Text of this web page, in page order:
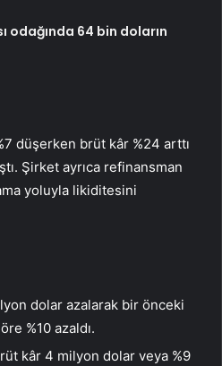
odağında 64 bin doların
düşerken brüt kâr %24 arttı
Şirket ayrıca refinansman
yoluyla likiditesini
dolar azalarak bir önceki
%10 azaldı.
kâr 4 milyon dolar veya %9